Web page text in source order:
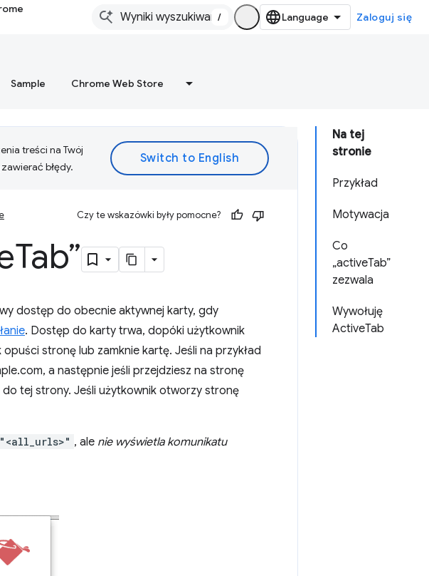
/ Zaloguj się
Sample Chrome Web Store
Na tej
stronie
Przykład
Motywacja
Co
„activeTab”
zezwala
Wywołuję
ActiveTab
treści na Twój
błędy.
Czy te wskazówki były pomocne?
Tab”
dostęp do obecnie aktywnej karty, gdy
. Dostęp do karty trwa, dopóki użytkownik
stronę lub zamknie kartę. Jeśli na przykład
a następnie jeśli przejdziesz na stronę
tej strony. Jeśli użytkownik otworzy stronę
"<all_urls>" , ale nie wyświetla komunikatu